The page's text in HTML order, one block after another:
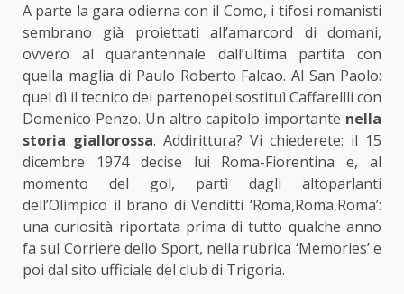
A parte la gara odierna con il Como, i tifosi romanisti
sembrano già proiettati all’amarcord di domani,
ovvero al quarantennale dall’ultima partita con
quella maglia di Paulo Roberto Falcao. Al San Paolo:
quel dì il tecnico dei partenopei sostituì Caffarellli con
Domenico Penzo. Un altro capitolo importante nella
storia giallorossa. Addirittura? Vi chiederete: il 15
dicembre 1974 decise lui Roma-Fiorentina e, al
momento del gol, partì dagli altoparlanti
dell’Olimpico il brano di Venditti ‘Roma,Roma,Roma’:
una curiosità riportata prima di tutto qualche anno
fa sul Corriere dello Sport, nella rubrica ‘Memories’ e
poi dal sito ufficiale del club di Trigoria.